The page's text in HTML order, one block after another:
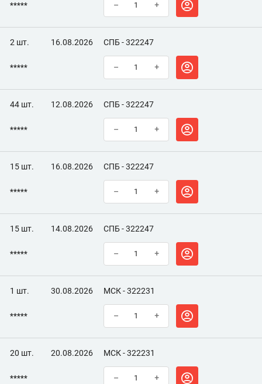
***** – +
2 шт. 16.08.2026 СПБ - 322247
***** – +
44 шт. 12.08.2026 СПБ - 322247
***** – +
15 шт. 16.08.2026 СПБ - 322247
***** – +
15 шт. 14.08.2026 СПБ - 322247
***** – +
1 шт. 30.08.2026 МСК - 322231
***** – +
20 шт. 20.08.2026 МСК - 322231
***** – +